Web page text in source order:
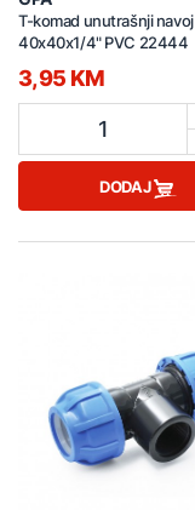
T-komad unutrašnji navoj
40x40x1/4" PVC 22444
3,95 KM
1
DODAJ